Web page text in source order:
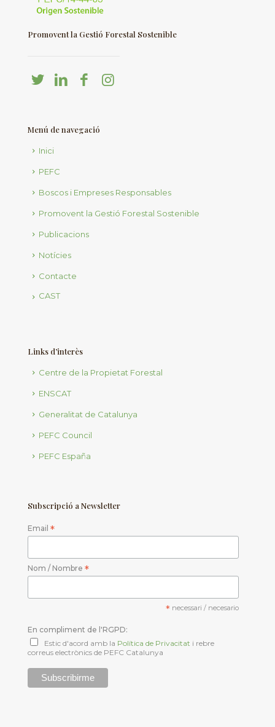
Promovent la Gestió Forestal Sostenible
Menú de navegació
Inici
PEFC
Boscos i Empreses Responsables
Promovent la Gestió Forestal Sostenible
Publicacions
Notícies
Contacte
CAST
Links d’interès
Centre de la Propietat Forestal
ENSCAT
Generalitat de Catalunya
PEFC Council
PEFC España
Subscripció a Newsletter
Email *
Nom / Nombre *
*necessari / necesario
En compliment de l'RGPD:
Estic d'acord amb la Política de Privacitat i rebre
correus electrònics de PEFC Catalunya